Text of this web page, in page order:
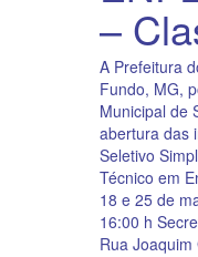
–
A Prefeitura
Fundo, MG,
Municipal de
abertura das
Seletivo
Técnico em
18 e 25 de
16:00 h
Rua